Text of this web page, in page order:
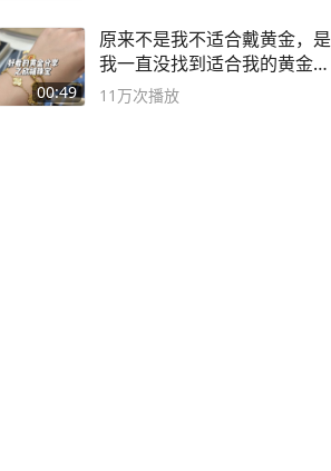
00:49
原来不是我不适合戴黄金，是
我一直没找到适合我的黄金
😭
11万次播放